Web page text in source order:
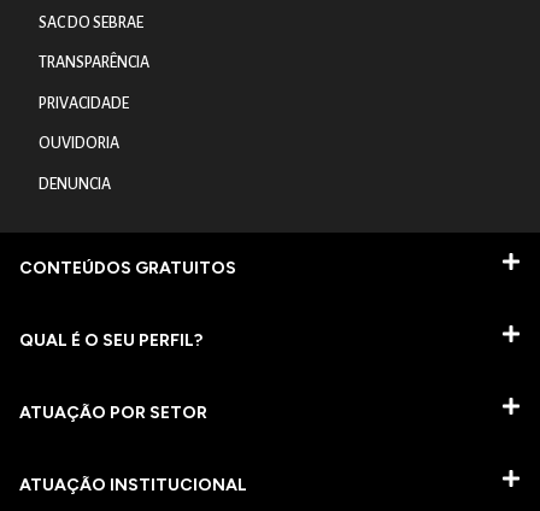
SAC DO SEBRAE
TRANSPARÊNCIA
PRIVACIDADE
OUVIDORIA
DENUNCIA
CONTEÚDOS GRATUITOS
QUAL É O SEU PERFIL?
ATUAÇÃO POR SETOR
ATUAÇÃO INSTITUCIONAL